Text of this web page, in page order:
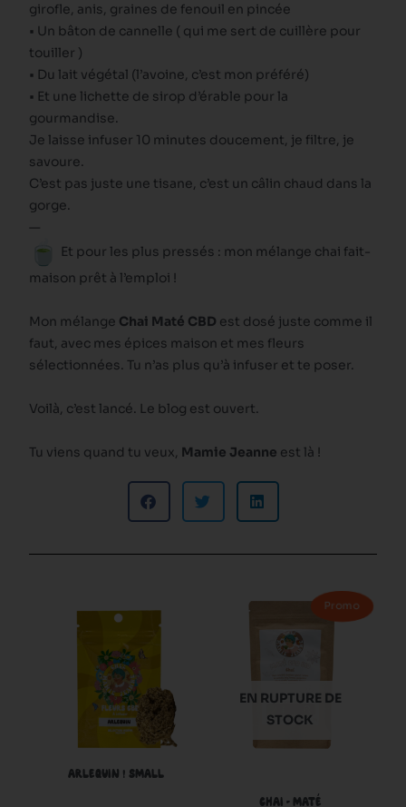
girofle, anis, graines de fenouil en pincée
• Un bâton de cannelle ( qui me sert de cuillère pour
touiller )
• Du lait végétal (l’avoine, c’est mon préféré)
• Et une lichette de sirop d’érable pour la
gourmandise.
Je laisse infuser 10 minutes doucement, je filtre, je
savoure.
C’est pas juste une tisane, c’est un câlin chaud dans la
gorge.
—
Et pour les plus pressés : mon mélange chai fait-
maison prêt à l’emploi !
Mon mélange Chai Maté CBD est dosé juste comme il
faut, avec mes épices maison et mes fleurs
sélectionnées. Tu n’as plus qu’à infuser et te poser.
Voilà, c’est lancé. Le blog est ouvert.
Tu viens quand tu veux, Mamie Jeanne est là !
ARLEQUIN ! SMALL
produit
a
plusieurs
variations.
Les
options
être
Promo
EN RUPTURE DE
STOCK
CHAI – MATÉ
Ce
produit
a
variations.
Les
options
choisies